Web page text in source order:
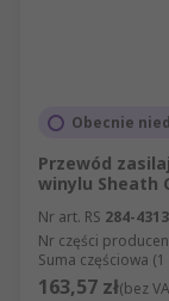
Obecnie
Przewód
winylu Sheath
Nr art. RS 284-4313
Nr części
Suma częściowa
163,57 zł(bez